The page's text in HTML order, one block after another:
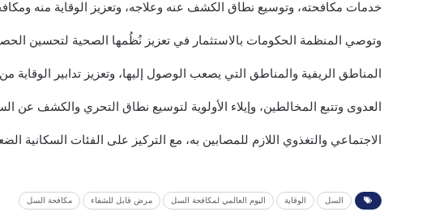
خدمات مكافحته، وتوسيع نطاق الكشف عنه وعلاجه، وتعزيز الوقاية منه
وتوصي المنظمة الحكومات بالاستثمار في تعزيز نُظُمها الصحية لتحسين
المناطق الريفية والمناطق التي يصعب الوصول إليها، وتعزيز تدابير
العدوى وتتبع المخالطين، وإيلاء الأولوية لتوسيع نطاق التحري والكشف عن
الاجتماعي والتغذوي اللازم للمصابين به، مع التركيز على الفئات السكانية
السل الوقاية اليوم العالمي لمكافحة السل مرض قابل للشفاء مكافحة السل